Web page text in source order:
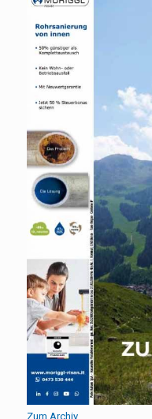
Zum Archiv